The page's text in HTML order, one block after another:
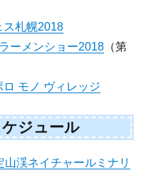
ス札幌2018
ーメンショー2018 （第
ロ モノ ヴィレッジ
ジュール
山渓ネイチャールミナリ